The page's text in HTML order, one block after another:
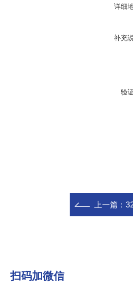
详细
补充
验
上一篇：
扫码加微信